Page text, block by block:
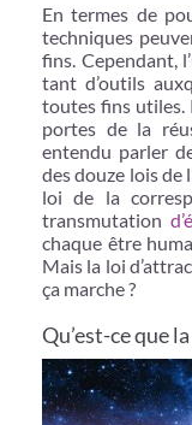
En termes de
techniques
fins. Cependant,
tant d’outils
toutes fins utiles.
portes de la
entendu parler
des douze lois de
loi de la
transmutation
chaque être
Mais la loi
ça marche ?
Qu’est-ce que